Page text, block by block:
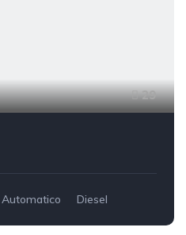
29
Automatico Diesel